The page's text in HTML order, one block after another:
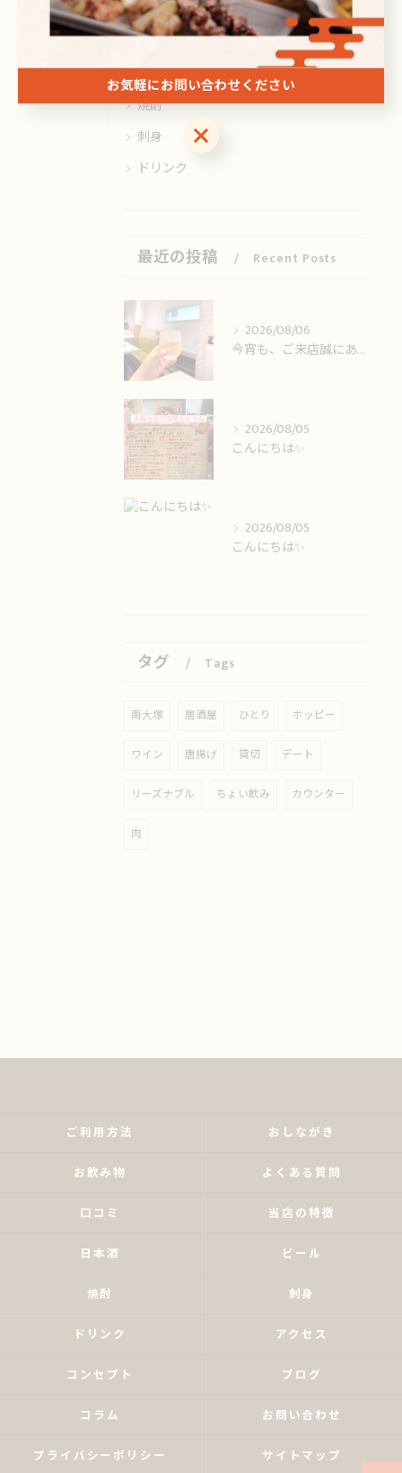
全てのカテゴリー
日本酒
ビール
焼酎
刺身
ドリンク
最近の投稿 Recent Posts
2026/08/06
今宵も、ご来店誠にありがとうございました🙏
2026/08/05
こんにちは✨️
2026/08/05
こんにちは✨️
タグ Tags
南大塚 居酒屋 ひとり ホッピー
ワイン 唐揚げ 貸切 デート
リーズナブル ちょい飲み カウンター
肉
ご利用方法 おしながき
お飲み物 よくある質問
口コミ 当店の特徴
日本酒 ビール
焼酎 刺身
ドリンク アクセス
コンセプト ブログ
コラム お問い合わせ
プライバシーポリシー サイトマップ
お気軽にお問い合わせください
お気軽にお問い合わせください